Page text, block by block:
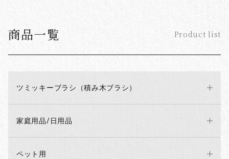
商品一覧 Product list
ツミッキーブラシ（積み木ブラシ）
家庭用品/日用品
ペット用